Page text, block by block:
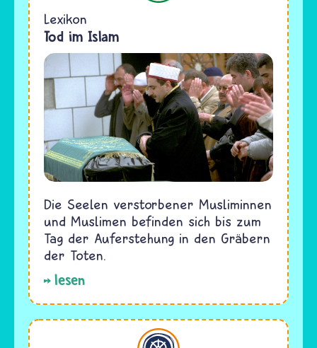
Lexikon
Tod im Islam
Die Seelen verstorbener Musliminnen
und Muslimen befinden sich bis zum
Tag der Auferstehung in den Gräbern
der Toten.
lesen
Buddhismus